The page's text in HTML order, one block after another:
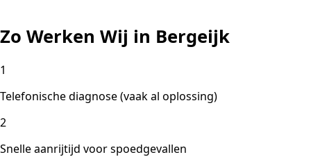
Zo Werken Wij in Bergeijk
1
Telefonische diagnose (vaak al oplossing)
2
Snelle aanrijtijd voor spoedgevallen